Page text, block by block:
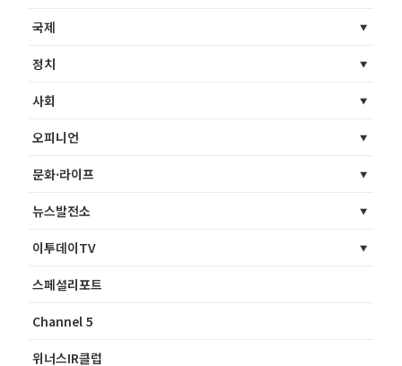
국제
정치
사회
오피니언
문화·라이프
뉴스발전소
이투데이TV
스페셜리포트
Channel 5
위너스IR클럽